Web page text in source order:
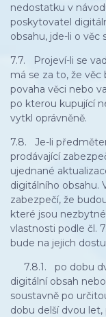
nedostatku v
poskytovatel
obsahu, jde-li o
7.7. Projeví-li se
má se za to, že věc
povaha věci nebo
po kterou kupující
vytkl oprávněně.
7.8. Je-li
prodávající
ujednané
digitálního obsahu.
zabezpečí, že
které jsou
vlastnosti podle čl.
bude na jejich
7.8.1. po dobu
digitální obsah
soustavně po
dobu delší dvou